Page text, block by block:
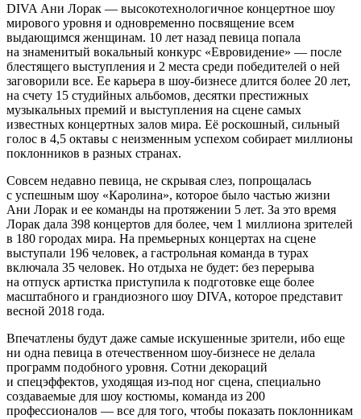
DIVA Ани Лорак — высокотехнологичное концертное шоу
мирового уровня и одновременно посвящение всем
выдающимся женщинам. 10 лет назад певица попала
на знаменитый вокальный конкурс «Евровидение» — после
блестящего выступления и 2 места среди победителей о ней
заговорили все. Ее карьера в шоу-бизнесе длится более 20 лет,
на счету 15 студийных альбомов, десятки престижных
музыкальных премий и выступления на сцене самых
известных концертных залов мира. Её роскошный, сильный
голос в 4,5 октавы с неизменным успехом собирает миллионы
поклонников в разных странах.
Совсем недавно певица, не скрывая слез, попрощалась
с успешным шоу «Каролина», которое было частью жизни
Ани Лорак и ее команды на протяжении 5 лет. За это время
Лорак дала 398 концертов для более, чем 1 миллиона зрителей
в 180 городах мира. На премьерных концертах на сцене
выступали 196 человек, а гастрольная команда в турах
включала 35 человек. Но отдыха не будет: без перерыва
на отпуск артистка приступила к подготовке еще более
масштабного и грандиозного шоу DIVA, которое представит
весной 2018 года.
Впечатлены будут даже самые искушенные зрители, ибо еще
ни одна певица в отечественном шоу-бизнесе не делала
программ подобного уровня. Сотни декораций
и спецэффектов, уходящая из-под ног сцена, специально
создаваемые для шоу костюмы, команда из 200
профессионалов — все для того, чтобы показать поклонникам